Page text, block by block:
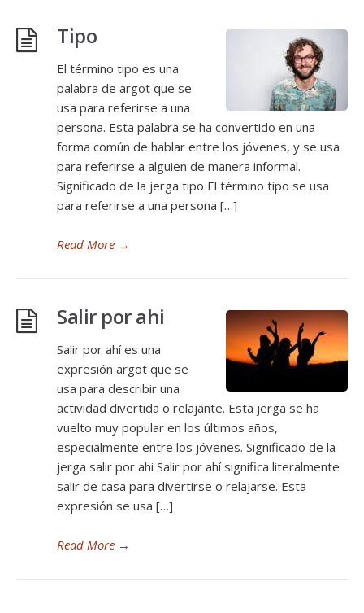
Tipo
El término tipo es una
palabra de argot que se
usa para referirse a una
persona. Esta palabra se ha convertido en una
forma común de hablar entre los jóvenes, y se usa
para referirse a alguien de manera informal.
Significado de la jerga tipo El término tipo se usa
para referirse a una persona […]
Read More →
Salir por ahi
Salir por ahí es una
expresión argot que se
usa para describir una
actividad divertida o relajante. Esta jerga se ha
vuelto muy popular en los últimos años,
especialmente entre los jóvenes. Significado de la
jerga salir por ahi Salir por ahí significa literalmente
salir de casa para divertirse o relajarse. Esta
expresión se usa […]
Read More →